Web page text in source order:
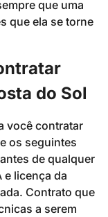
que uma
que ela se torne
do Sol
você contratar
os seguintes
de qualquer
e licença da
Contrato que
a serem